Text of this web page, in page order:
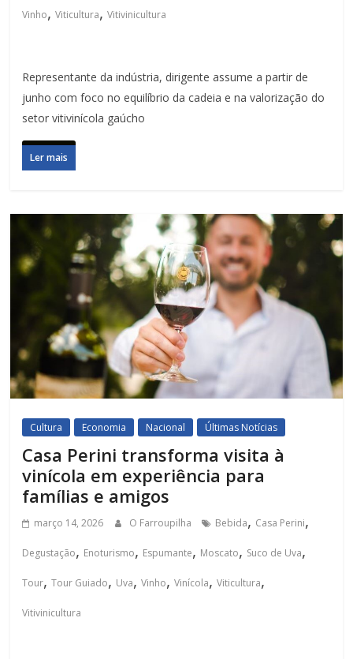
Vinho,Viticultura,Vitivinicultura
Representante da indústria, dirigente assume a partir de
junho com foco no equilíbrio da cadeia e na valorização do
setor vitivinícola gaúcho
Ler mais
Cultura Economia Nacional Últimas Notícias
Casa Perini transforma visita à
vinícola em experiência para
famílias e amigos
março 14, 2026 O Farroupilha Bebida, Casa Perini,
Degustação, Enoturismo, Espumante, Moscato, Suco de Uva,
Tour,Tour Guiado, Uva,Vinho,Vinícola,Viticultura,
Vitivinicultura